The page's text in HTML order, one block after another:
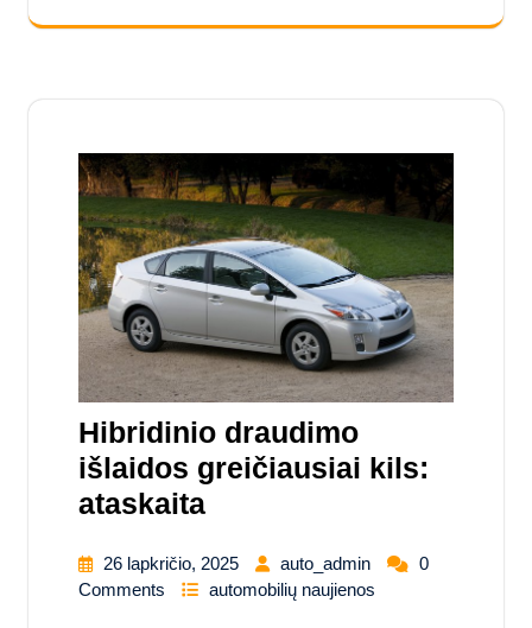
Hibridinio draudimo
išlaidos greičiausiai kils:
ataskaita
26 lapkričio, 2025 auto_admin
0
Comments
automobilių naujienos